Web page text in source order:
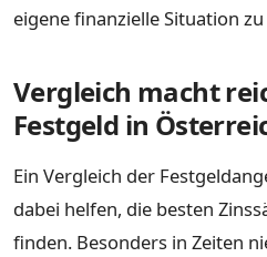
eigene finanzielle Situation
Vergleich macht
Festgeld in
Ein Vergleich der
dabei helfen, die besten
finden. Besonders in Zeiten